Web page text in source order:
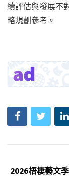
續評估與發展不
略規劃參考。
2026梧棲藝文